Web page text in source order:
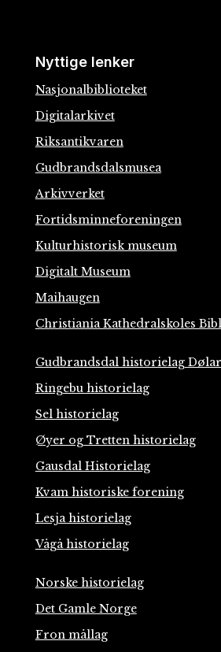
Nyttige lenker
Nasjonalbiblioteket
Digitalarkivet
Riksantikvaren
Gudbrandsdalsmusea
Arkivverket
Fortidsminneforeningen
Kulturhistorisk museum
Digitalt Museum
Maihaugen
Christiania Kathedralskoles
Gudbrandsdal historielag
Ringebu historielag
Sel historielag
Øyer og Tretten historielag
Gausdal Historielag
Kvam historiske forening
Lesja historielag
Vågå historielag
Norske historielag
Det Gamle Norge
Fron mållag